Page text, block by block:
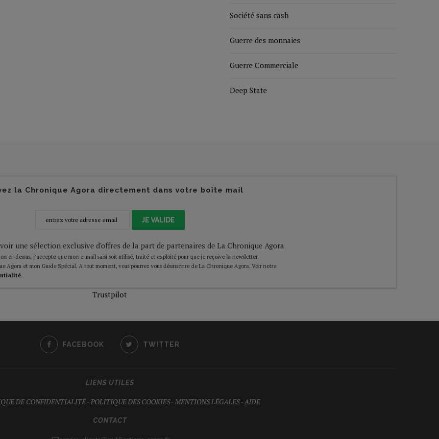
Société sans cash
Guerre des monnaies
Guerre Commerciale
Deep State
la Chronique Agora directement dans votre boîte mail
JE VALIDE
une sélection exclusive d'offres de la part de partenaires de La Chronique Agora
ci-dessus, j’accepte que mon e-mail saisi soit utilisé, traité et exploité pour que je reçoive la newsletter
Agora et mon Guide Spécial. A tout moment, vous pourrez vous désinscrire de La Chronique Agora. Voir notre
.
Trustpilot
FACEBOOK TWITTER
LIENS UTILES
DE CONFIDENTIALITÉ-POLITIQUE DES COOKIES-MENTIONS LÉGALES-AIDE
CONTACT